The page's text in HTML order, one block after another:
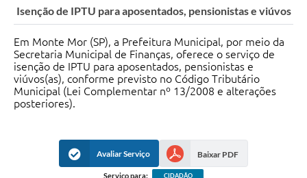
A Prefeitura
Ouvidoria
Contato
Contratos
Audiências Públicas
Isenção de IPTU para aposentados, pensionistas e viúvos
Em Monte Mor (SP), a Prefeitura Municipal, por meio da
Secretaria Municipal de Finanças, oferece o serviço de
isenção de IPTU para aposentados, pensionistas e
viúvos(as), conforme previsto no Código Tributário
Municipal (Lei Complementar nº 13/2008 e alterações
posteriores).
Avaliar Serviço Baixar PDF
Serviço para: CIDADÃO